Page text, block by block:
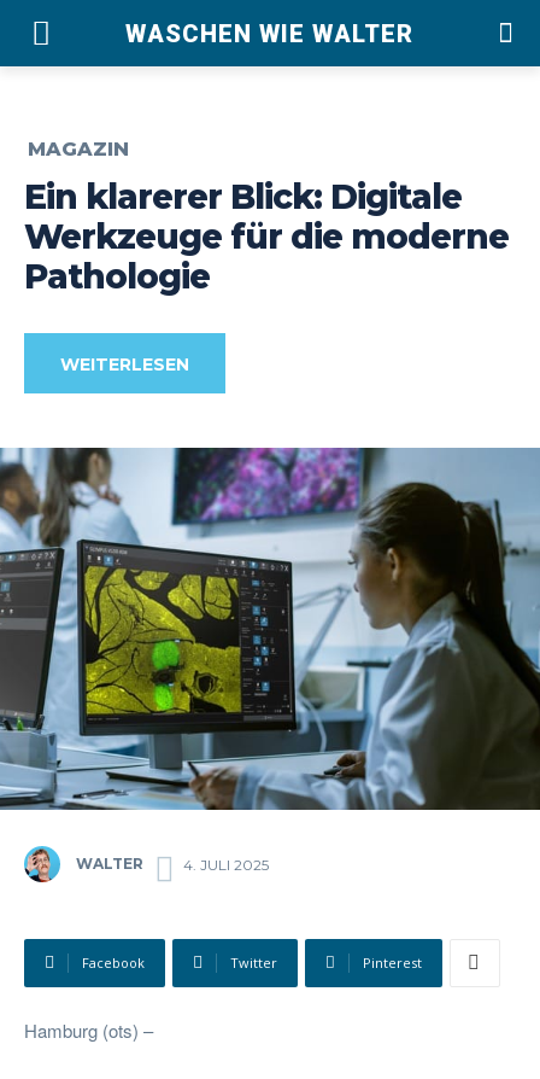
WASCHEN WIE WALTER
MAGAZIN
Ein klarerer Blick: Digitale
Werkzeuge für die moderne
Pathologie
WEITERLESEN
WALTER 4. JULI 2025
Facebook Twitter Pinterest
Hamburg (ots) –